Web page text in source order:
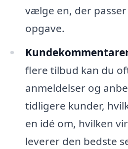
vælge en, der
opgave.
flere tilbud kan du
anmeldelser og
tidligere kunder,
en idé om, hvilken
leverer den bedste